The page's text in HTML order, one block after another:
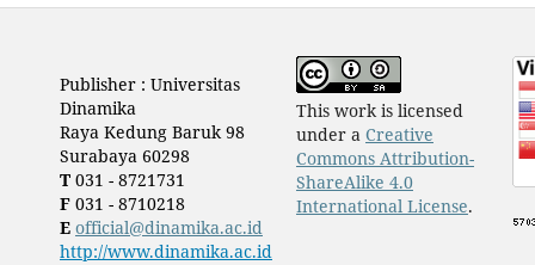
Publisher : Universitas
Dinamika
Raya Kedung Baruk 98
Surabaya 60298
T031 - 8721731
F031 - 8710218
E official@dinamika.ac.id
http://www.dinamika.ac.id
This work is licensed
under a Creative
Commons Attribution-
ShareAlike 4.0
International License.